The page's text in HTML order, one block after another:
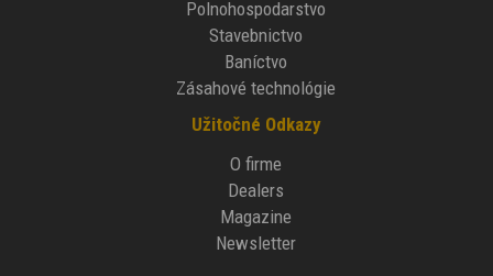
Polnohospodarstvo
Stavebnictvo
Baníctvo
Zásahové technológie
Užitočné Odkazy
O firme
Dealers
Magazine
Newsletter